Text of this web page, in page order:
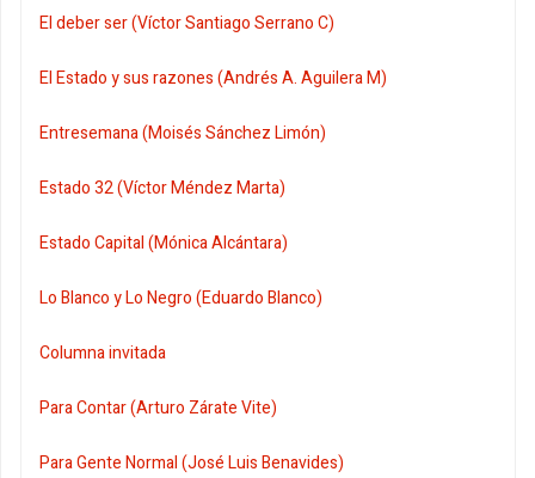
El deber ser (Víctor Santiago Serrano C)
El Estado y sus razones (Andrés A. Aguilera M)
Entresemana (Moisés Sánchez Limón)
Estado 32 (Víctor Méndez Marta)
Estado Capital (Mónica Alcántara)
Lo Blanco y Lo Negro (Eduardo Blanco)
Columna invitada
Para Contar (Arturo Zárate Vite)
Para Gente Normal (José Luis Benavides)